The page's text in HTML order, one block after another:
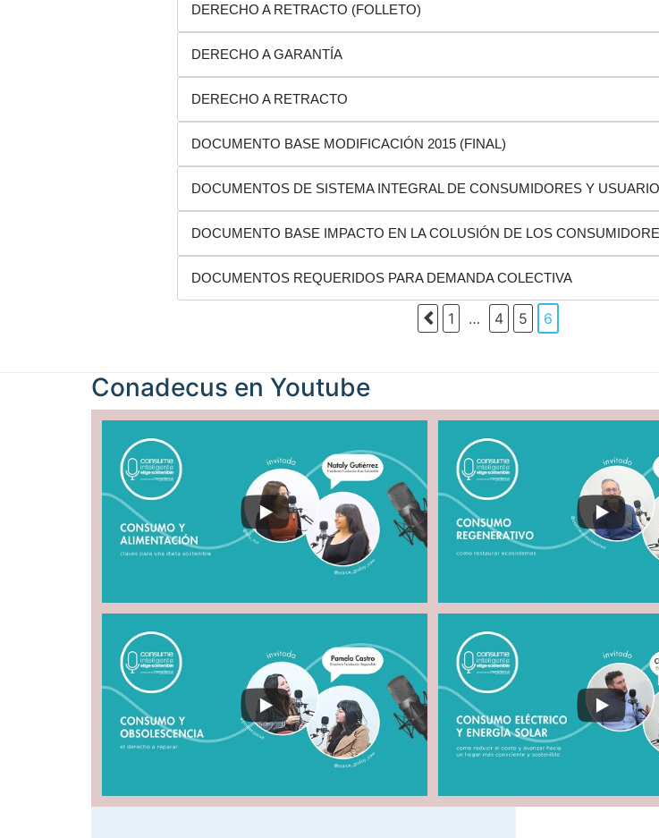
DERECHO A RETRACTO (FOLLETO)
DERECHO A GARANTÍA
DERECHO A RETRACTO
DOCUMENTO BASE MODIFICACIÓN 2015 (FINAL)
DOCUMENTOS DE SISTEMA INTEGRAL DE CONSUMIDORES Y
DOCUMENTO BASE IMPACTO EN LA COLUSIÓN DE LOS
DOCUMENTOS REQUERIDOS PARA DEMANDA COLECTIVA
1 … 4 5 6
Conadecus en Youtube